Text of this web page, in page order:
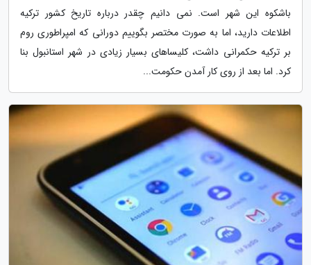
باشکوه این شهر است. نمی دانیم چقدر درباره تاریخ کشور ترکیه
اطلاعات دارید، اما به صورت مختصر بگوییم دورانی که امپراطوری روم
بر ترکیه حکمرانی داشت، کلیساهای بسیار زیادی در شهر استانبول بنا
کرد. اما بعد از روی کار آمدن حکومت...